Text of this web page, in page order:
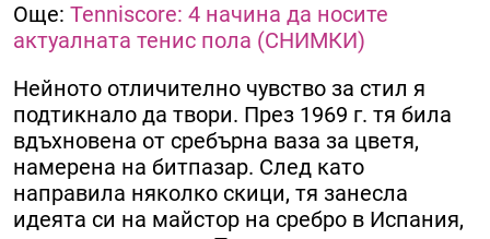
Още: Tenniscore: 4 начина да носите
актуалната тенис пола (СНИМКИ)
Нейното отличително чувство за стил я
подтикнало да твори. През 1969 г. тя била
вдъхновена от сребърна ваза за цветя,
намерена на битпазар. След като
направила няколко скици, тя занесла
идеята си на майстор на сребро в Испания,